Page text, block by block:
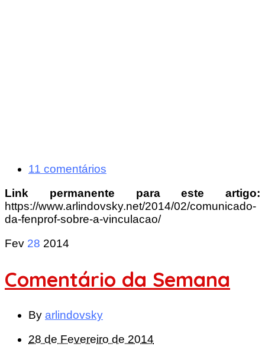
11 comentários
Link permanente para este artigo:
https://www.arlindovsky.net/2014/02/comunicado-
da-fenprof-sobre-a-vinculacao/
Fev 28 2014
Comentário da Semana
By arlindovsky
28 de Fevereiro de 2014